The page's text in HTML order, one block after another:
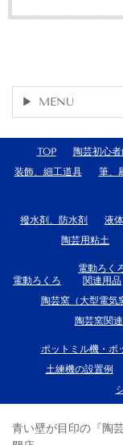
MENU
TOP 陶芸初心
装飾、細工道具
筆、
撥水剤、防水剤 液
陶芸用粘土
電動ろくろ
電動ろく
関連用品
陶芸窯（大型電気
陶芸窯関
ポットミル機・ポ
土練機の設置例
青い壁が目印の『陶